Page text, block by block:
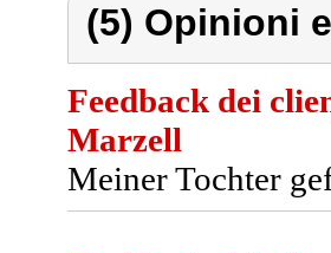
(5) Opinioni
Feedback dei
Marzell
Meiner Tochter